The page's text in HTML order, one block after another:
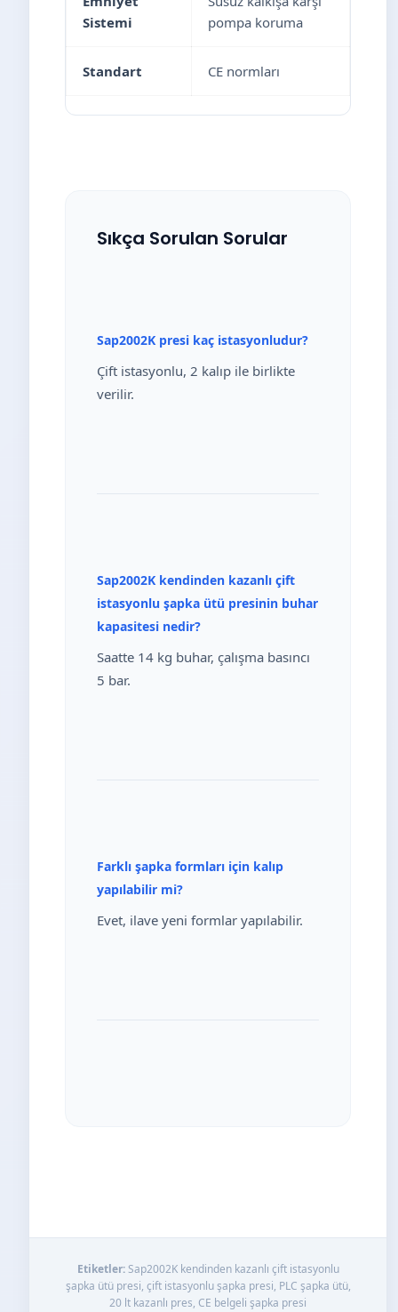
Sistemi
pompa koruma
Standart CE normları
Sıkça Sorulan Sorular
Sap2002K presi kaç istasyonludur?
Çift istasyonlu, 2 kalıp ile birlikte
verilir.
Sap2002K kendinden kazanlı çift
istasyonlu şapka ütü presinin buhar
kapasitesi nedir?
Saatte 14 kg buhar, çalışma basıncı
5 bar.
Farklı şapka formları için kalıp
yapılabilir mi?
Evet, ilave yeni formlar yapılabilir.
Etiketler:Sap2002K kendinden kazanlı çift istasyonlu
şapka ütü presi, çift istasyonlu şapka presi, PLC şapka ütü,
20 lt kazanlı pres, CE belgeli şapka presi